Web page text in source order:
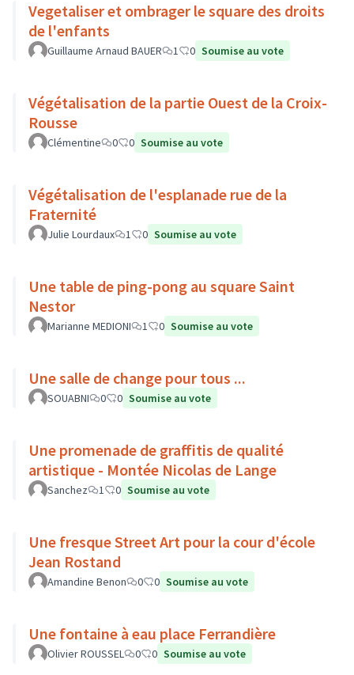
Vegetaliser et ombrager le square des droits
de l'enfants
Guillaume Arnaud BAUER 1 0 Soumise au vote
Végétalisation de la partie Ouest de la Croix-
Rousse
Clémentine 0 0 Soumise au vote
Végétalisation de l'esplanade rue de la
Fraternité
Julie Lourdaux 1 0 Soumise au vote
Une table de ping-pong au square Saint
Nestor
Marianne MEDIONI 1 0 Soumise au vote
Une salle de change pour tous ...
SOUABNI 0 0 Soumise au vote
Une promenade de graffitis de qualité
artistique - Montée Nicolas de Lange
Sanchez 1 0 Soumise au vote
Une fresque Street Art pour la cour d'école
Jean Rostand
Amandine Benon 0 0 Soumise au vote
Une fontaine à eau place Ferrandière
Olivier ROUSSEL 0 0 Soumise au vote